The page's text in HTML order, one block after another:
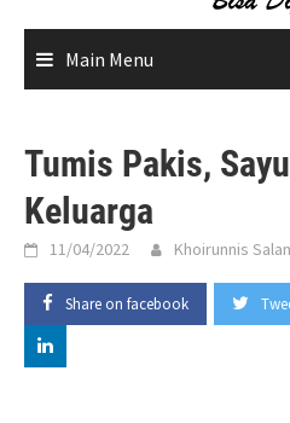
Main Menu
Tumis Pakis,
Keluarga
11/04/2022 Khoirunnis
Share on facebook